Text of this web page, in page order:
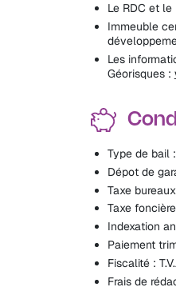
Le RDC et
Immeuble
Les
Géorisques :
Type de bail
Dépot de
Taxe
Taxe
Indexation
Paiement
Fiscalité :
Frais de